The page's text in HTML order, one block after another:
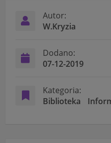
Autor:
W.Kryzia
Dodano:
07-12-2019
Kategoria:
Biblioteka
Informacje dotyczące
przetwarzania danych
czas w sekcji